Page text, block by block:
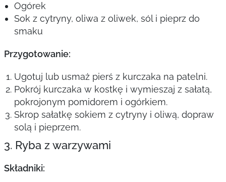
Ogórek
Sok z cytryny, oliwa z oliwek, sól i pieprz do
smaku
Przygotowanie:
Ugotuj lub usmaż pierś z kurczaka na patelni.
Pokrój kurczaka w kostkę i wymieszaj z sałatą,
pokrojonym pomidorem i ogórkiem.
Skrop sałatkę sokiem z cytryny i oliwą, dopraw
solą i pieprzem.
3. Ryba z warzywami
Składniki: